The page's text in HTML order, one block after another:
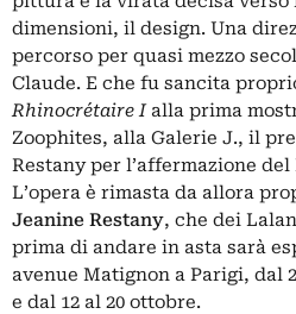
dimensioni, il design. Una
percorso per quasi mezzo
Claude. E che fu sancita
Rhinocrétaire I alla prima
Zoophites, alla Galerie J., il
Restany per l’affermazione
L’opera è rimasta da allora
Jeanine Restany, che dei
prima di andare in asta sarà
avenue Matignon a Parigi, dal
e dal 12 al 20 ottobre.